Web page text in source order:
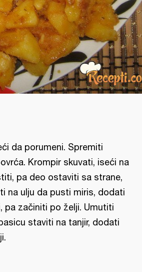
da porumeni. Spremiti
Krompir skuvati, iseći na
pa deo ostaviti sa strane,
na ulju da pusti miris, dodati
pa začiniti po želji. Umutiti
staviti na tanjir, dodati